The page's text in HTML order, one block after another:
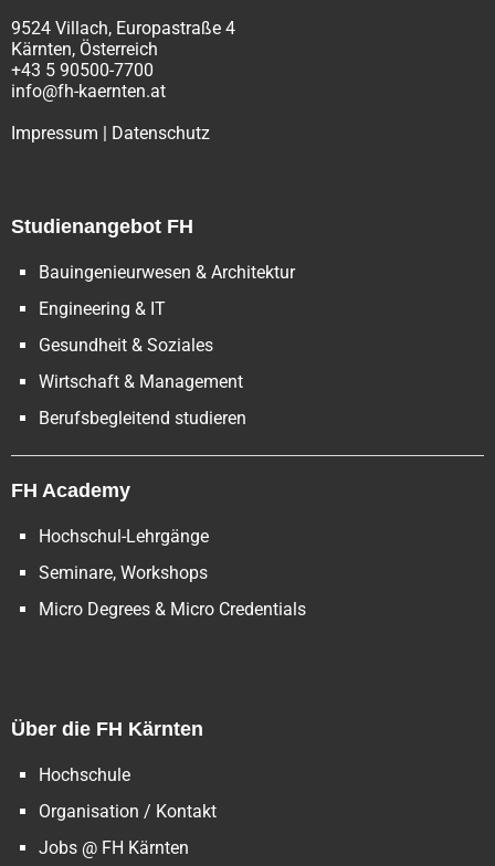
9524 Villach, Europastraße 4
Kärnten, Österreich
+43 5 90500-7700
info@fh-kaernten.at
Impressum | Datenschutz
Studienangebot FH
Bauingenieurwesen & Architektur
Engineering & IT
Gesundheit & Soziales
Wirtschaft & Management
Berufsbegleitend studieren
FH Academy
Hochschul-Lehrgänge
Seminare, Workshops
Micro Degrees & Micro Credentials
Über die FH Kärnten
Hochschule
Organisation / Kontakt
Jobs @ FH Kärnten